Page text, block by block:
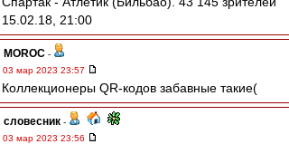
15.02.18, 21:00
MOROC -
03 мар 2023 23:57
Коллекционеры QR-кодов забавные такие(
словесник -
03 мар 2023 23:56